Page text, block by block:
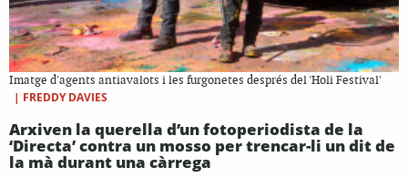
Imatge d'agents antiavalots i les furgonetes després del 'Holi Festival'
| FREDDY DAVIES
Arxiven la querella d’un fotoperiodista de la
‘Directa’ contra un mosso per trencar-li un dit de
la mà durant una càrrega